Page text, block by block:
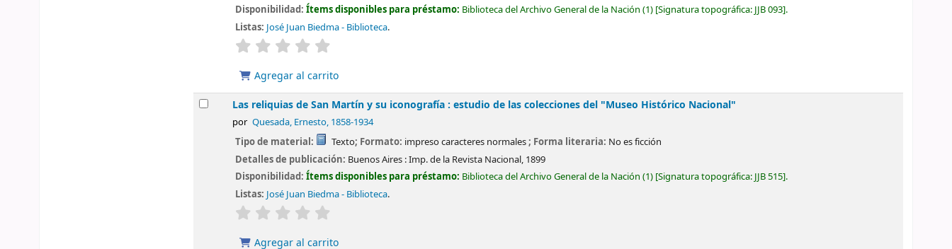
Disponibilidad:Ítems disponibles para préstamo: Biblioteca del Archivo General de la Nación (1) Signatura topográfica: JJB 093 .
Listas: José Juan Biedma - Biblioteca.
valoración
Agregar al carrito
Las reliquias de San Martín y su iconografía : estudio de las colecciones del "Museo Histórico Nacional"
por Quesada, Ernesto, 1858-1934
Tipo de material: Texto; Formato: impreso caracteres normales; Forma literaria: No es ficción
Detalles de publicación: Buenos Aires :Imp. de la Revista Nacional, 1899
Disponibilidad:Ítems disponibles para préstamo: Biblioteca del Archivo General de la Nación (1) Signatura topográfica: JJB 515 .
Listas: José Juan Biedma - Biblioteca.
valoración
Agregar al carrito